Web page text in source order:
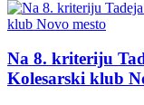
Na 8. kriteriju
Kolesarski klub